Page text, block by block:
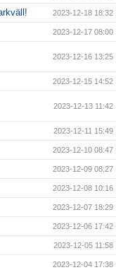
2023-12-18 18:32
2023-12-17 08:00
2023-12-16 13:25
2023-12-15 14:52
2023-12-13 11:42
2023-12-11 15:49
2023-12-10 08:47
2023-12-09 08:27
2023-12-08 10:16
2023-12-07 18:29
2023-12-06 17:42
2023-12-05 11:58
2023-12-04 17:38